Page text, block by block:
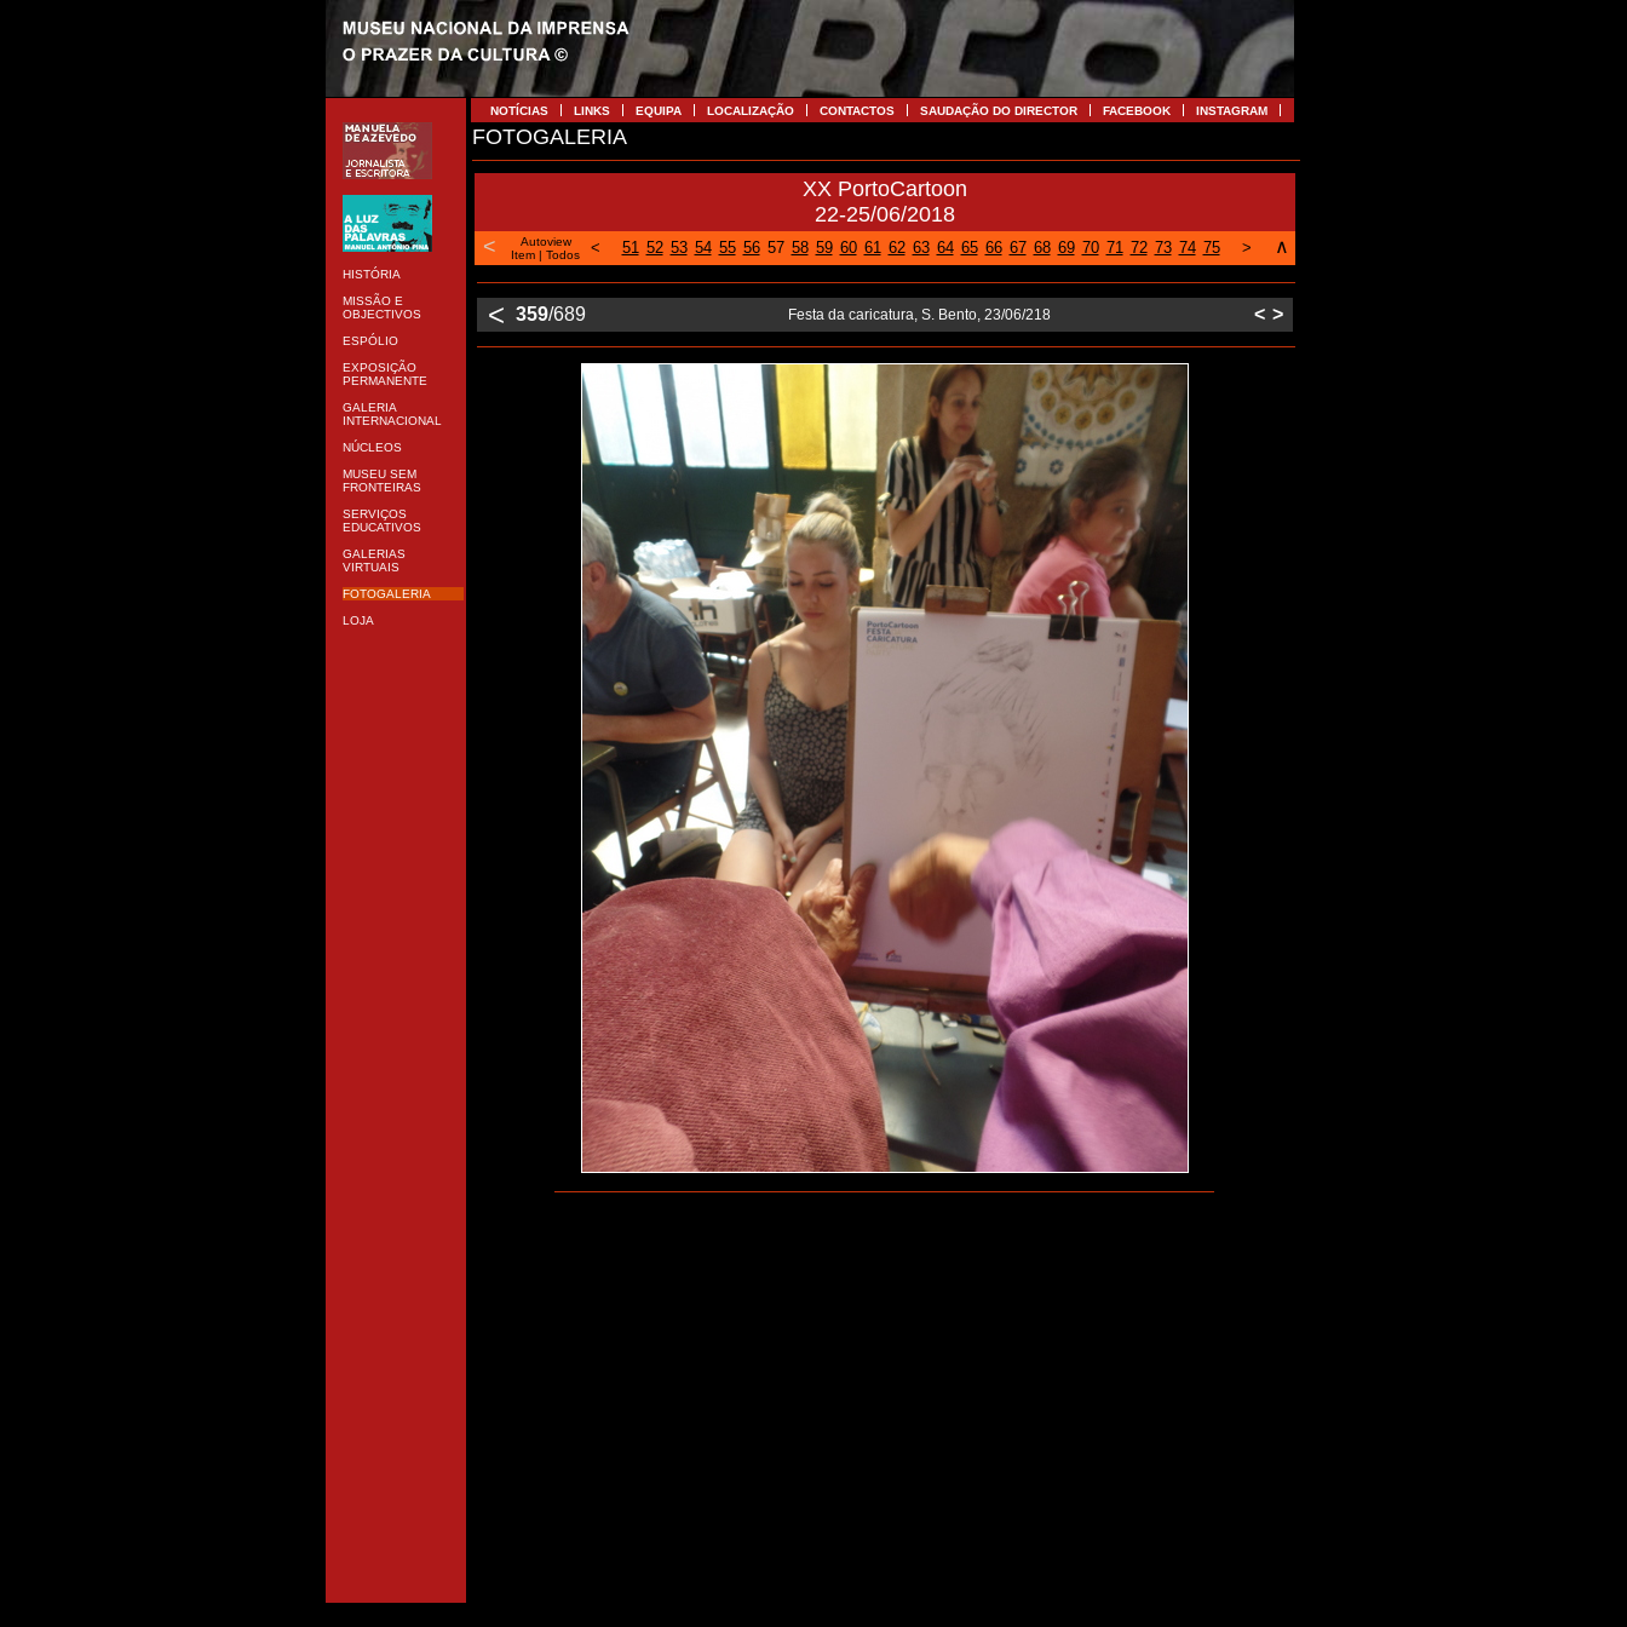
HISTÓRIA
MISSÃO E
OBJECTIVOS
ESPÓLIO
EXPOSIÇÃO
PERMANENTE
GALERIA
INTERNACIONAL
NÚCLEOS
MUSEU SEM
FRONTEIRAS
SERVIÇOS
EDUCATIVOS
GALERIAS
VIRTUAIS
FOTOGALERIA
LOJA
NOTÍCIAS LINKS EQUIPA LOCALIZAÇÃO CONTACTOS SAUDAÇÃO DO DIRECTOR FACEBOOK INSTAGRAM
FOTOGALERIA
XX PortoCartoon
22-25/06/2018
<
Autoview
Item | Todos < 51 52 53 54 55 56 57 58 59 60 61 62 63 64 65 66 67 68 69 70 71 72 73 74 75 > ∧
< 359/689 Festa da caricatura, S. Bento, 23/06/218 < >